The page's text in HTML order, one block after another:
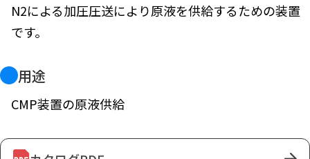
N2による加圧圧送により原液を供給するための装置
です。
用途
CMP装置の原液供給